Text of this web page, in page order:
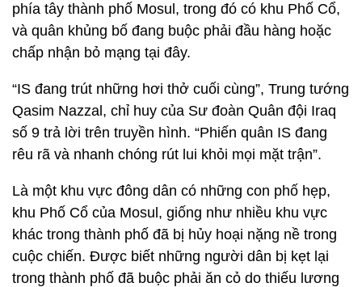
phía tây thành phố Mosul, trong đó có khu Phố Cổ,
và quân khủng bố đang buộc phải đầu hàng hoặc
chấp nhận bỏ mạng tại đây.
“IS đang trút những hơi thở cuối cùng”, Trung tướng
Qasim Nazzal, chỉ huy của Sư đoàn Quân đội Iraq
số 9 trả lời trên truyền hình. “Phiến quân IS đang
rêu rã và nhanh chóng rút lui khỏi mọi mặt trận”.
Là một khu vực đông dân có những con phố hẹp,
khu Phố Cổ của Mosul, giống như nhiều khu vực
khác trong thành phố đã bị hủy hoại nặng nề trong
cuộc chiến. Được biết những người dân bị kẹt lại
trong thành phố đã buộc phải ăn cỏ do thiếu lương